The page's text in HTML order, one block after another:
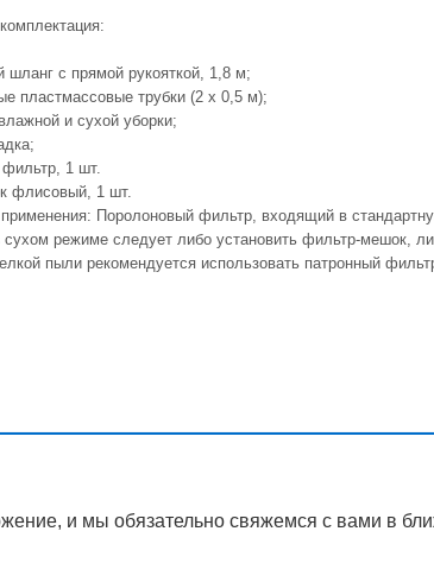
с прямой рукояткой, 1,8 м;
пластмассовые трубки (2 х 0,5 м);
и сухой уборки;
1 шт.
флисовый, 1 шт.
Поролоновый фильтр, входящий в
режиме следует либо установить фильтр-мешок,
пыли рекомендуется использовать патронный
и мы обязательно свяжемся с вами в